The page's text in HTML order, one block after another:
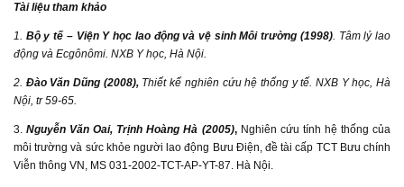
Tài liệu tham khảo
1. Bộ y tế – Viện Y học lao động và vệ sinh Môi trường (1998). Tâm lý lao
động và Ecgônômi. NXB Y học, Hà Nội.
2. Đào Văn Dũng (2008),Thiết kế nghiên cứu hệ thống y tế. NXB Y học, Hà
Nội, tr 59-65.
3.Nguyễn Văn Oai, Trịnh Hoàng Hà (2005),Nghiên cứu tính hệ thống của
môi trường và sức khỏe người lao động Bưu Điện, đề tài cấp TCT Bưu chính
Viễn thông VN, MS 031-2002-TCT-AP-YT-87. Hà Nội.